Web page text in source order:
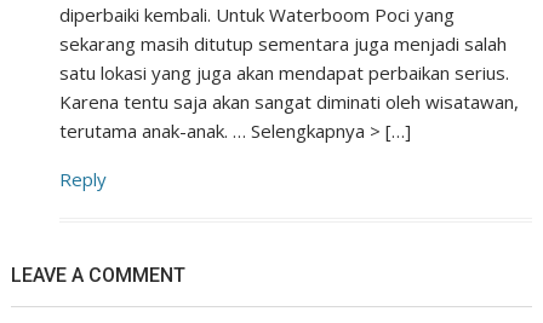
diperbaiki kembali. Untuk Waterboom Poci yang
sekarang masih ditutup sementara juga menjadi salah
satu lokasi yang juga akan mendapat perbaikan serius.
Karena tentu saja akan sangat diminati oleh wisatawan,
terutama anak-anak. … Selengkapnya > […]
Reply
LEAVE A COMMENT